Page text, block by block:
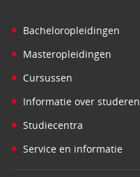
• Bacheloropleidingen
• Masteropleidingen
• Cursussen
• Informatie over studeren
• Studiecentra
• Service en informatie